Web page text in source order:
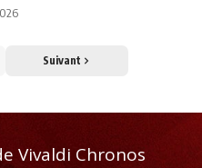
Suivant
Vivaldi Chronos